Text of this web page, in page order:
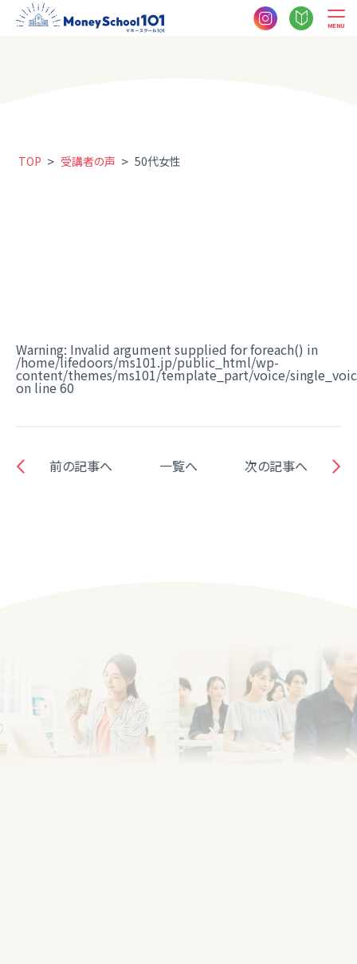
MENU
TOP > 受講者の声 > 50代女性
Warning: Invalid argument supplied for foreach() in
/home/lifedoors/ms101.jp/public_html/wp-
content/themes/ms101/template_part/voice/
on line 60
前の記事へ 一覧へ 次の記事へ